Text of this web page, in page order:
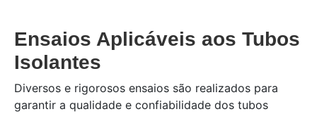
Ensaios Aplicáveis aos Tubos
Isolantes
Diversos e rigorosos ensaios são realizados para
garantir a qualidade e confiabilidade dos tubos